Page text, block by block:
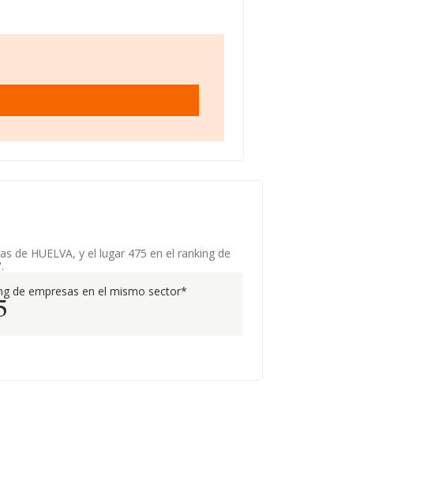
de HUELVA, y el lugar 475 en el ranking de
de empresas en el mismo sector*